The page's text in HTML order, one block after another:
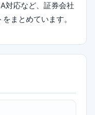
対応など、証券会社
まとめています。